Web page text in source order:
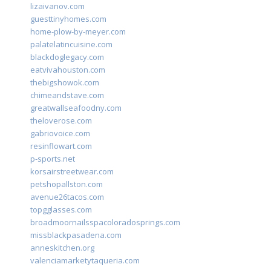
lizaivanov.com
guesttinyhomes.com
home-plow-by-meyer.com
palatelatincuisine.com
blackdoglegacy.com
eatvivahouston.com
thebigshowok.com
chimeandstave.com
greatwallseafoodny.com
theloverose.com
gabriovoice.com
resinflowart.com
p-sports.net
korsairstreetwear.com
petshopallston.com
avenue26tacos.com
topgglasses.com
broadmoornailsspacoloradosprings.com
missblackpasadena.com
anneskitchen.org
valenciamarketytaqueria.com